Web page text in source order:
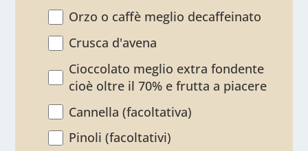
Orzo o caffè meglio decaffeinato
Crusca d'avena
Cioccolato meglio extra fondente
cioè oltre il 70% e frutta a piacere
Cannella (facoltativa)
Pinoli (facoltativi)